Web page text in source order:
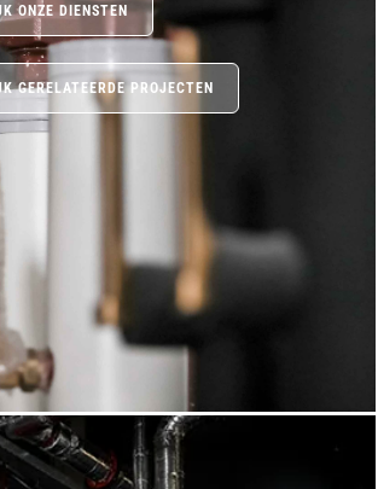
ONZE DIENSTEN
GERELATEERDE PROJECTEN